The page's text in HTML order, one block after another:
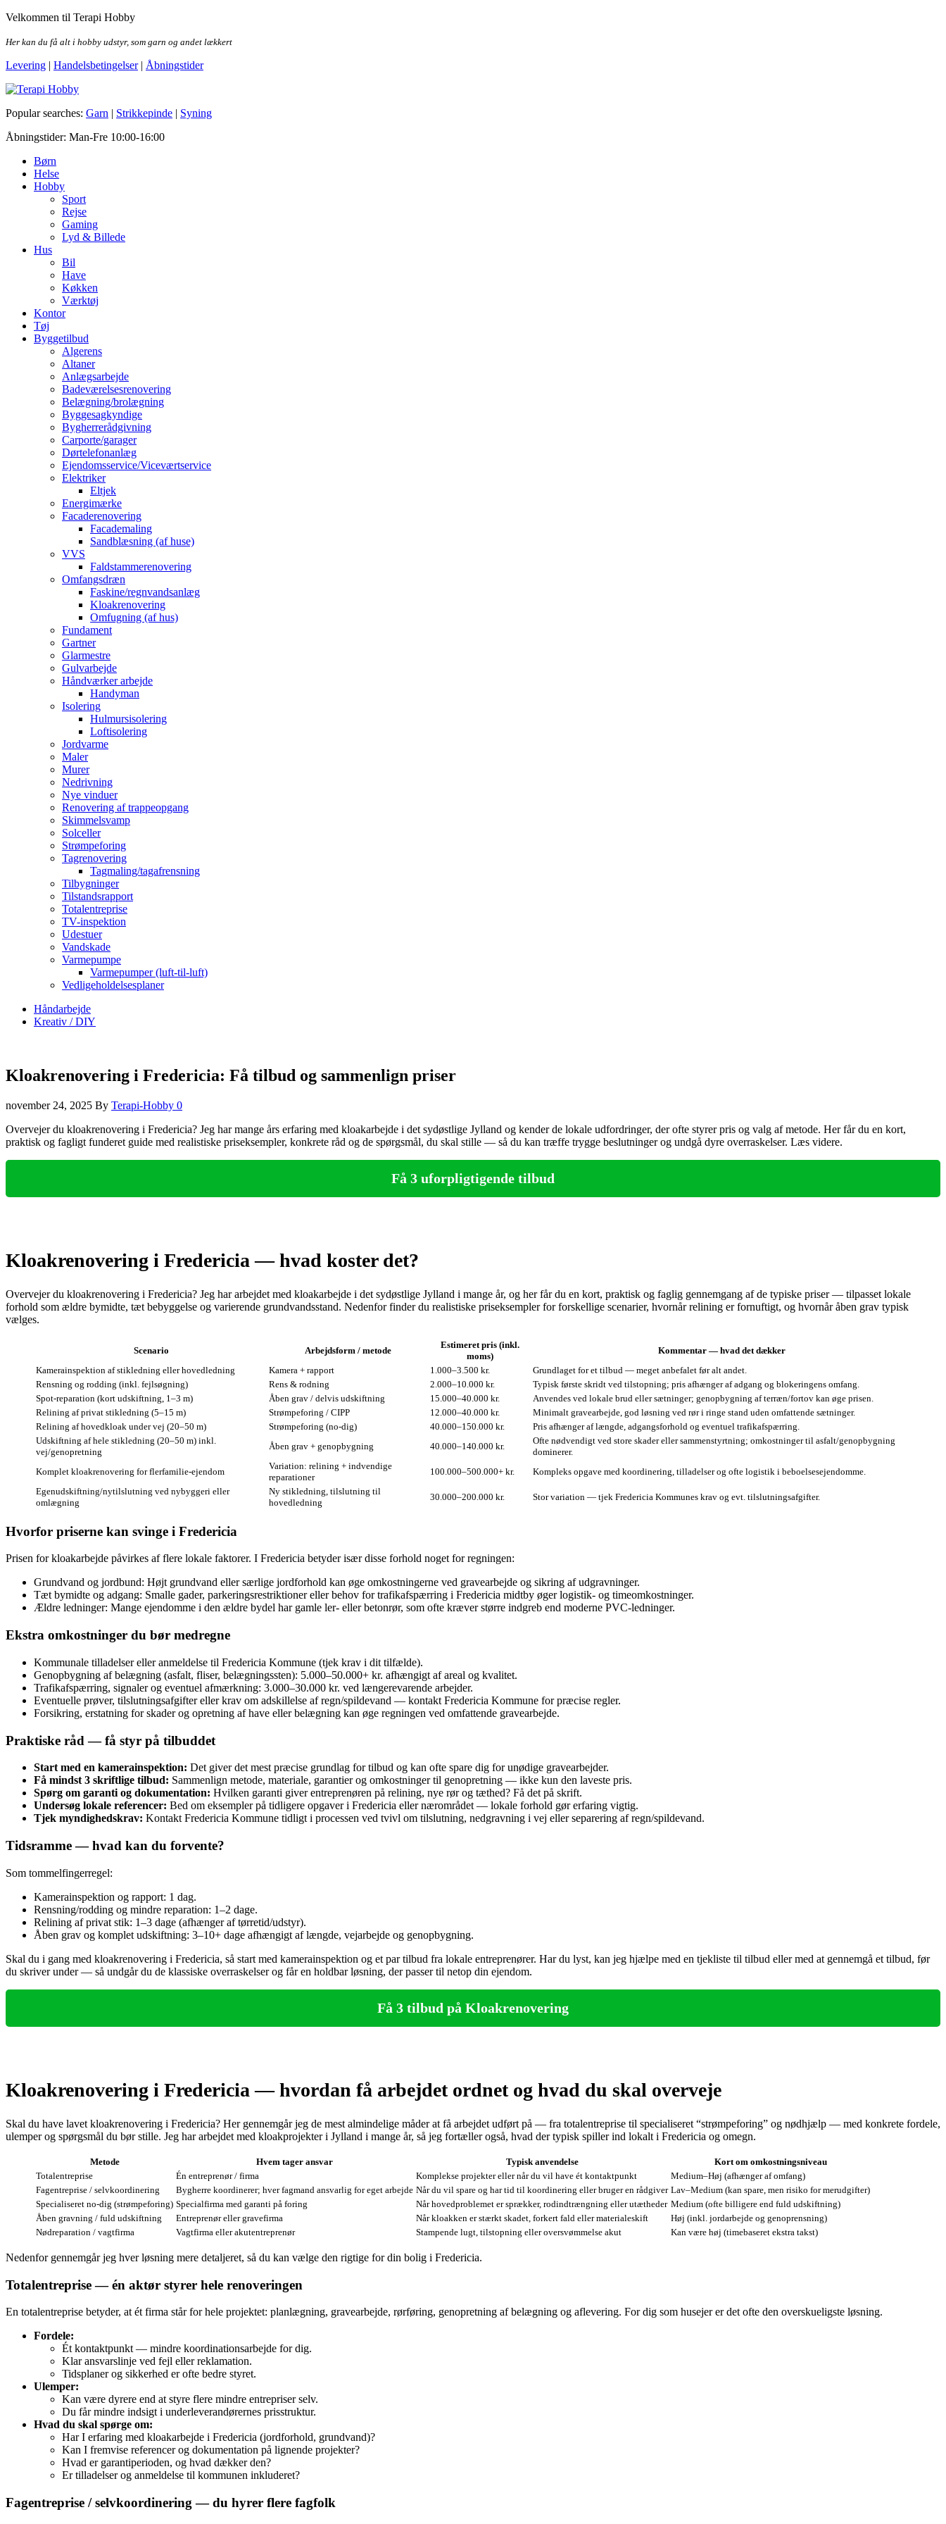
Skip
the
Velkommen til Terapi Hobby
Her kan du få alt i hobby udstyr, som garn og andet lækkert
Levering | Handelsbetingelser| Åbningstider
Terapi Hobby
Popular searches: Garn | Strikkepinde | Syning
Åbningstider: Man-Fre 10:00-16:00
Børn
Helse
Hobby
Sport
Rejse
Gaming
Lyd & Billede
Hus
Bil
Have
Køkken
Værktøj
Kontor
Tøj
Byggetilbud
Algerens
Altaner
Anlægsarbejde
Badeværelsesrenovering
Belægning/brolægning
Byggesagkyndige
Bygherrerådgivning
Carporte/garager
Dørtelefonanlæg
Ejendomsservice/Viceværtservice
Elektriker
Eltjek
Energimærke
Facaderenovering
Facademaling
Sandblæsning (af huse)
VVS
Faldstammerenovering
Omfangsdræn
Faskine/regnvandsanlæg
Kloakrenovering
Omfugning (af hus)
Fundament
Gartner
Glarmestre
Gulvarbejde
Håndværker arbejde
Handyman
Isolering
Hulmursisolering
Loftisolering
Jordvarme
Maler
Murer
Nedrivning
Nye vinduer
Renovering af trappeopgang
Skimmelsvamp
Solceller
Strømpeforing
Tagrenovering
Tagmaling/tagafrensning
Tilbygninger
Tilstandsrapport
Totalentreprise
TV-inspektion
Udestuer
Vandskade
Varmepumpe
Varmepumper (luft-til-luft)
Vedligeholdelsesplaner
Håndarbejde
Kreativ / DIY
Kloakrenovering i Fredericia: Få tilbud og sammenlign priser
november 24, 2025 By Terapi-Hobby 0
Overvejer du kloakrenovering i Fredericia? Jeg har mange års erfaring med kloakarbejde i det sydøstlige Jylland og kender de lokale udfordringer, der ofte styrer pris og valg af metode. Her får du en kort,
praktisk og fagligt funderet guide med realistiske priseksempler, konkrete råd og de spørgsmål, du skal stille — så du kan træffe trygge beslutninger og undgå dyre overraskelser. Læs videre.
Få 3 uforpligtigende tilbud
Kloakrenovering i Fredericia — hvad koster det?
Overvejer du kloakrenovering i Fredericia? Jeg har arbejdet med kloakarbejde i det sydøstlige Jylland i mange år, og her får du en kort, praktisk og faglig gennemgang af de typiske priser — tilpasset lokale
forhold som ældre bymidte, tæt bebyggelse og varierende grundvandsstand. Nedenfor finder du realistiske priseksempler for forskellige scenarier, hvornår relining er fornuftigt, og hvornår åben grav typisk
vælges.
Scenario Arbejdsform / metode
Estimeret pris (inkl.
moms)
Kommentar — hvad det dækker
Kamerainspektion af stikledning eller hovedledning
Kamera + rapport 1.000–3.500 kr.
Grundlaget for et tilbud — meget anbefalet før alt andet.
Rensning og rodding (inkl. fejlsøgning)
Rens & rodning 2.000–10.000 kr.
Typisk første skridt ved tilstopning; pris afhænger af adgang og blokeringens omfang.
Spot‑reparation (kort udskiftning, 1–3 m)
Åben grav / delvis udskiftning 15.000–40.000 kr.
Anvendes ved lokale brud eller sætninger; genopbygning af terræn/fortov kan øge prisen.
Relining af privat stikledning (5–15 m)
Strømpeforing / CIPP 12.000–40.000 kr.
Minimalt gravearbejde, god løsning ved rør i ringe stand uden omfattende sætninger.
Relining af hovedkloak under vej (20–50 m)
Strømpeforing (no‑dig) 40.000–150.000 kr.
Pris afhænger af længde, adgangsforhold og eventuel trafikafspærring.
Udskiftning af hele stikledning (20–50 m) inkl.
vej/genopretning
Åben grav + genopbygning 40.000–140.000 kr.
Ofte nødvendigt ved store skader eller sammenstyrtning; omkostninger til asfalt/genopbygning
dominerer.
Komplet kloakrenovering for flerfamilie‑ejendom
Variation: relining + indvendige
reparationer
100.000–500.000+ kr.
Kompleks opgave med koordinering, tilladelser og ofte logistik i beboelsesejendomme.
Egenudskiftning/nytilslutning ved nybyggeri eller
omlægning
Ny stikledning, tilslutning til
hovedledning
30.000–200.000 kr. Stor variation — tjek Fredericia Kommunes krav og evt. tilslutningsafgifter.
Hvorfor priserne kan svinge i Fredericia
Prisen for kloakarbejde påvirkes af flere lokale faktorer. I Fredericia betyder især disse forhold noget for regningen:
Grundvand og jordbund: Højt grundvand eller særlige jordforhold kan øge omkostningerne ved gravearbejde og sikring af udgravninger.
Tæt bymidte og adgang: Smalle gader, parkeringsrestriktioner eller behov for trafikafspærring i Fredericia midtby øger logistik- og timeomkostninger.
Ældre ledninger: Mange ejendomme i den ældre bydel har gamle ler‑ eller betonrør, som ofte kræver større indgreb end moderne PVC‑ledninger.
Ekstra omkostninger du bør medregne
Kommunale tilladelser eller anmeldelse til Fredericia Kommune (tjek krav i dit tilfælde).
Genopbygning af belægning (asfalt, fliser, belægningssten): 5.000–50.000+ kr. afhængigt af areal og kvalitet.
Trafikafspærring, signaler og eventuel afmærkning: 3.000–30.000 kr. ved længerevarende arbejder.
Eventuelle prøver, tilslutningsafgifter eller krav om adskillelse af regn/spildevand — kontakt Fredericia Kommune for præcise regler.
Forsikring, erstatning for skader og opretning af have eller belægning kan øge regningen ved omfattende gravearbejde.
Praktiske råd — få styr på tilbuddet
Start med en kamerainspektion: Det giver det mest præcise grundlag for tilbud og kan ofte spare dig for unødige gravearbejder.
Få mindst 3 skriftlige tilbud: Sammenlign metode, materiale, garantier og omkostninger til genopretning — ikke kun den laveste pris.
Spørg om garanti og dokumentation: Hvilken garanti giver entreprenøren på relining, nye rør og tæthed? Få det på skrift.
Undersøg lokale referencer: Bed om eksempler på tidligere opgaver i Fredericia eller nærområdet — lokale forhold gør erfaring vigtig.
Tjek myndighedskrav: Kontakt Fredericia Kommune tidligt i processen ved tvivl om tilslutning, nedgravning i vej eller separering af regn/spildevand.
Tidsramme — hvad kan du forvente?
Som tommelfingerregel:
Kamerainspektion og rapport: 1 dag.
Rensning/rodding og mindre reparation: 1–2 dage.
Relining af privat stik: 1–3 dage (afhænger af tørretid/udstyr).
Åben grav og komplet udskiftning: 3–10+ dage afhængigt af længde, vejarbejde og genopbygning.
Skal du i gang med kloakrenovering i Fredericia, så start med kamerainspektion og et par tilbud fra lokale entreprenører. Har du lyst, kan jeg hjælpe med en tjekliste til tilbud eller med at gennemgå et tilbud, før
du skriver under — så undgår du de klassiske overraskelser og får en holdbar løsning, der passer til netop din ejendom.
Få 3 tilbud på Kloakrenovering
Kloakrenovering i Fredericia — hvordan få arbejdet ordnet og hvad du skal overveje
Skal du have lavet kloakrenovering i Fredericia? Her gennemgår jeg de mest almindelige måder at få arbejdet udført på — fra totalentreprise til specialiseret “strømpeforing” og nødhjælp — med konkrete fordele,
ulemper og spørgsmål du bør stille. Jeg har arbejdet med kloakprojekter i Jylland i mange år, så jeg fortæller også, hvad der typisk spiller ind lokalt i Fredericia og omegn.
Metode Hvem tager ansvar Typisk anvendelse
Kort om omkostningsniveau
Totalentreprise
Én entreprenør / firma Komplekse projekter eller når du vil have ét kontaktpunkt
Medium–Høj (afhænger af omfang)
Fagentreprise / selvkoordinering
Bygherre koordinerer; hver fagmand ansvarlig for eget arbejde Når du vil spare og har tid til koordinering eller bruger en rådgiver Lav–Medium (kan spare, men risiko for merudgifter)
Specialiseret no‑dig (strømpeforing) Specialfirma med garanti på foring Når hovedproblemet er sprækker, rodindtrængning eller utætheder Medium (ofte billigere end fuld udskiftning)
Åben gravning / fuld udskiftning
Entreprenør eller gravefirma Når kloakken er stærkt skadet, forkert fald eller materialeskift
Høj (inkl. jordarbejde og genoprensning)
Nødreparation / vagtfirma
Vagtfirma eller akutentreprenør Stampende lugt, tilstopning eller oversvømmelse akut Kan være høj (timebaseret ekstra takst)
Nedenfor gennemgår jeg hver løsning mere detaljeret, så du kan vælge den rigtige for din bolig i Fredericia.
Totalentreprise — én aktør styrer hele renoveringen
En totalentreprise betyder, at ét firma står for hele projektet: planlægning, gravearbejde, rørføring, genopretning af belægning og aflevering. For dig som husejer er det ofte den overskueligste løsning.
Fordele:
Ét kontaktpunkt — mindre koordinationsarbejde for dig.
Klar ansvarslinje ved fejl eller reklamation.
Tidsplaner og sikkerhed er ofte bedre styret.
Ulemper:
Kan være dyrere end at styre flere mindre entrepriser selv.
Du får mindre indsigt i underleverandørernes prisstruktur.
Hvad du skal spørge om:
Har I erfaring med kloakarbejde i Fredericia (jordforhold, grundvand)?
Kan I fremvise referencer og dokumentation på lignende projekter?
Hvad er garantiperioden, og hvad dækker den?
Er tilladelser og anmeldelse til kommunen inkluderet?
Fagentreprise / selvkoordinering — du hyrer flere fagfolk